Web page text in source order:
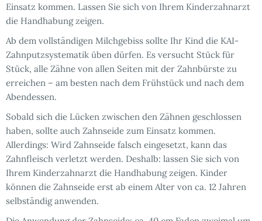
Einsatz kommen. Lassen Sie sich von Ihrem Kinderzahnarzt
die Handhabung zeigen.
Ab dem vollständigen Milchgebiss sollte Ihr Kind die KAI-
Zahnputzsystematik üben dürfen. Es versucht Stück für
Stück, alle Zähne von allen Seiten mit der Zahnbürste zu
erreichen – am besten nach dem Frühstück und nach dem
Abendessen.
Sobald sich die Lücken zwischen den Zähnen geschlossen
haben, sollte auch Zahnseide zum Einsatz kommen.
Allerdings: Wird Zahnseide falsch eingesetzt, kann das
Zahnfleisch verletzt werden. Deshalb: lassen Sie sich von
Ihrem Kinderzahnarzt die Handhabung zeigen. Kinder
können die Zahnseide erst ab einem Alter von ca. 12 Jahren
selbständig anwenden.